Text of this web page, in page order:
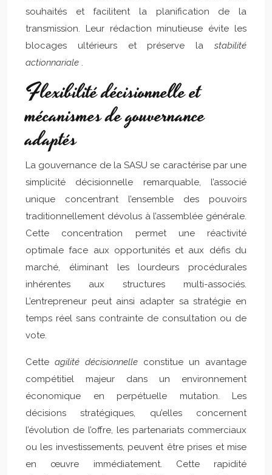
souhaités et facilitent la planification de la
transmission. Leur rédaction minutieuse évite les
blocages ultérieurs et préserve la stabilité
actionnariale .
Flexibilité décisionnelle et
mécanismes de gouvernance
adaptés
La gouvernance de la SASU se caractérise par une
simplicité décisionnelle remarquable, l’associé
unique concentrant l’ensemble des pouvoirs
traditionnellement dévolus à l’assemblée générale.
Cette concentration permet une réactivité
optimale face aux opportunités et aux défis du
marché, éliminant les lourdeurs procédurales
inhérentes aux structures multi-associés.
L’entrepreneur peut ainsi adapter sa stratégie en
temps réel sans contrainte de consultation ou de
vote.
Cette agilité décisionnelle constitue un avantage
compétitiel majeur dans un environnement
économique en perpétuelle mutation. Les
décisions stratégiques, qu’elles concernent
l’évolution de l’offre, les partenariats commerciaux
ou les investissements, peuvent être prises et mise
en œuvre immédiatement. Cette rapidité